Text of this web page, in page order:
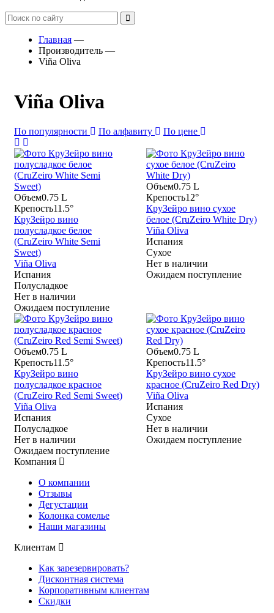
Главная —
Производитель —
Viña Oliva
Viña Oliva
По популярности По алфавиту По цене
Объем0.75 L
Крепость11.5°
КруЗейро вино
полусладкое белое
(CruZeiro White Semi
Sweet)
Viña Oliva
Испания
Полусладкое
Нет в наличии
Ожидаем поступление
Объем0.75 L
Крепость12°
КруЗейро вино сухое
белое (CruZeiro White Dry)
Viña Oliva
Испания
Сухое
Нет в наличии
Ожидаем поступление
Объем0.75 L
Крепость11.5°
КруЗейро вино
полусладкое красное
(CruZeiro Red Semi Sweet)
Viña Oliva
Испания
Полусладкое
Нет в наличии
Ожидаем поступление
Объем0.75 L
Крепость11.5°
КруЗейро вино сухое
красное (CruZeiro Red Dry)
Viña Oliva
Испания
Сухое
Нет в наличии
Ожидаем поступление
Компания
О компании
Отзывы
Дегустации
Колонка сомелье
Наши магазины
Клиентам
Как зарезервировать?
Дисконтная система
Корпоративным клиентам
Скидки